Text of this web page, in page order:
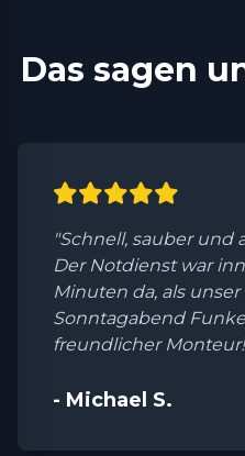
Das sagen
"Schnell, sauber und
Der Notdienst war
Minuten da, als
Sonntagabend
freundlicher
- Michael S.